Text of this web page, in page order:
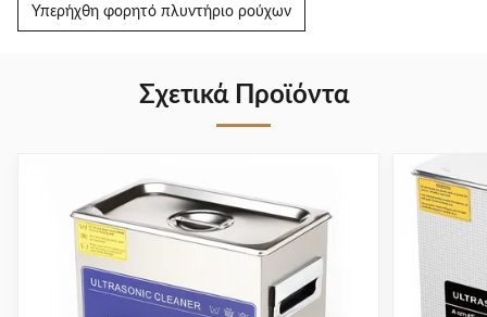
Υπερήχθη φορητό πλυντήριο ρούχων
Σχετικά Προϊόντα